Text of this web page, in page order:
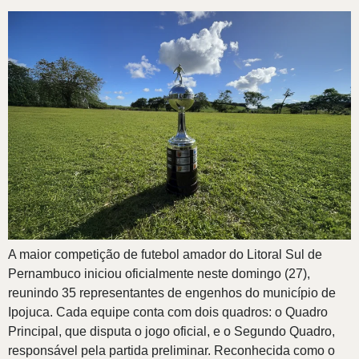
A maior competição de futebol amador do Litoral Sul de
Pernambuco iniciou oficialmente neste domingo (27),
reunindo 35 representantes de engenhos do município de
Ipojuca. Cada equipe conta com dois quadros: o Quadro
Principal, que disputa o jogo oficial, e o Segundo Quadro,
responsável pela partida preliminar. Reconhecida como o